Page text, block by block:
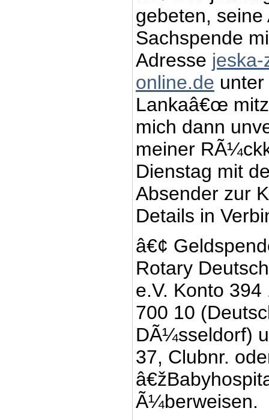
gebeten,
Sachspende
Adresse
online.de
Lankaâ€œ
mich dann
meiner
Dienstag mit
Absender zur
Details in
â€¢
Rotary
e.V. Konto
700 10
DÃ¼sseldorf)
37, Clubnr.
Ã¼berweisen.